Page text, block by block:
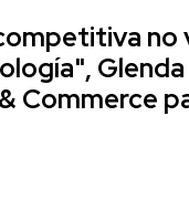
no
Glenda
Commerce